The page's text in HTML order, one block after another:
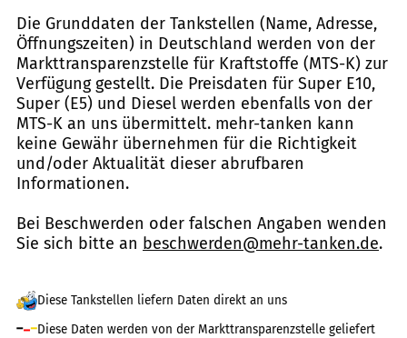
Die Grunddaten der Tankstellen (Name, Adresse,
Öffnungszeiten) in Deutschland werden von der
Markttransparenzstelle für Kraftstoffe (MTS-K) zur
Verfügung gestellt. Die Preisdaten für Super E10,
Super (E5) und Diesel werden ebenfalls von der
MTS-K an uns übermittelt. mehr-tanken kann
keine Gewähr übernehmen für die Richtigkeit
und/oder Aktualität dieser abrufbaren
Informationen.
Bei Beschwerden oder falschen Angaben wenden
Sie sich bitte an beschwerden@mehr-tanken.de.
Diese Tankstellen liefern Daten direkt an uns
Diese Daten werden von der Markttransparenzstelle geliefert